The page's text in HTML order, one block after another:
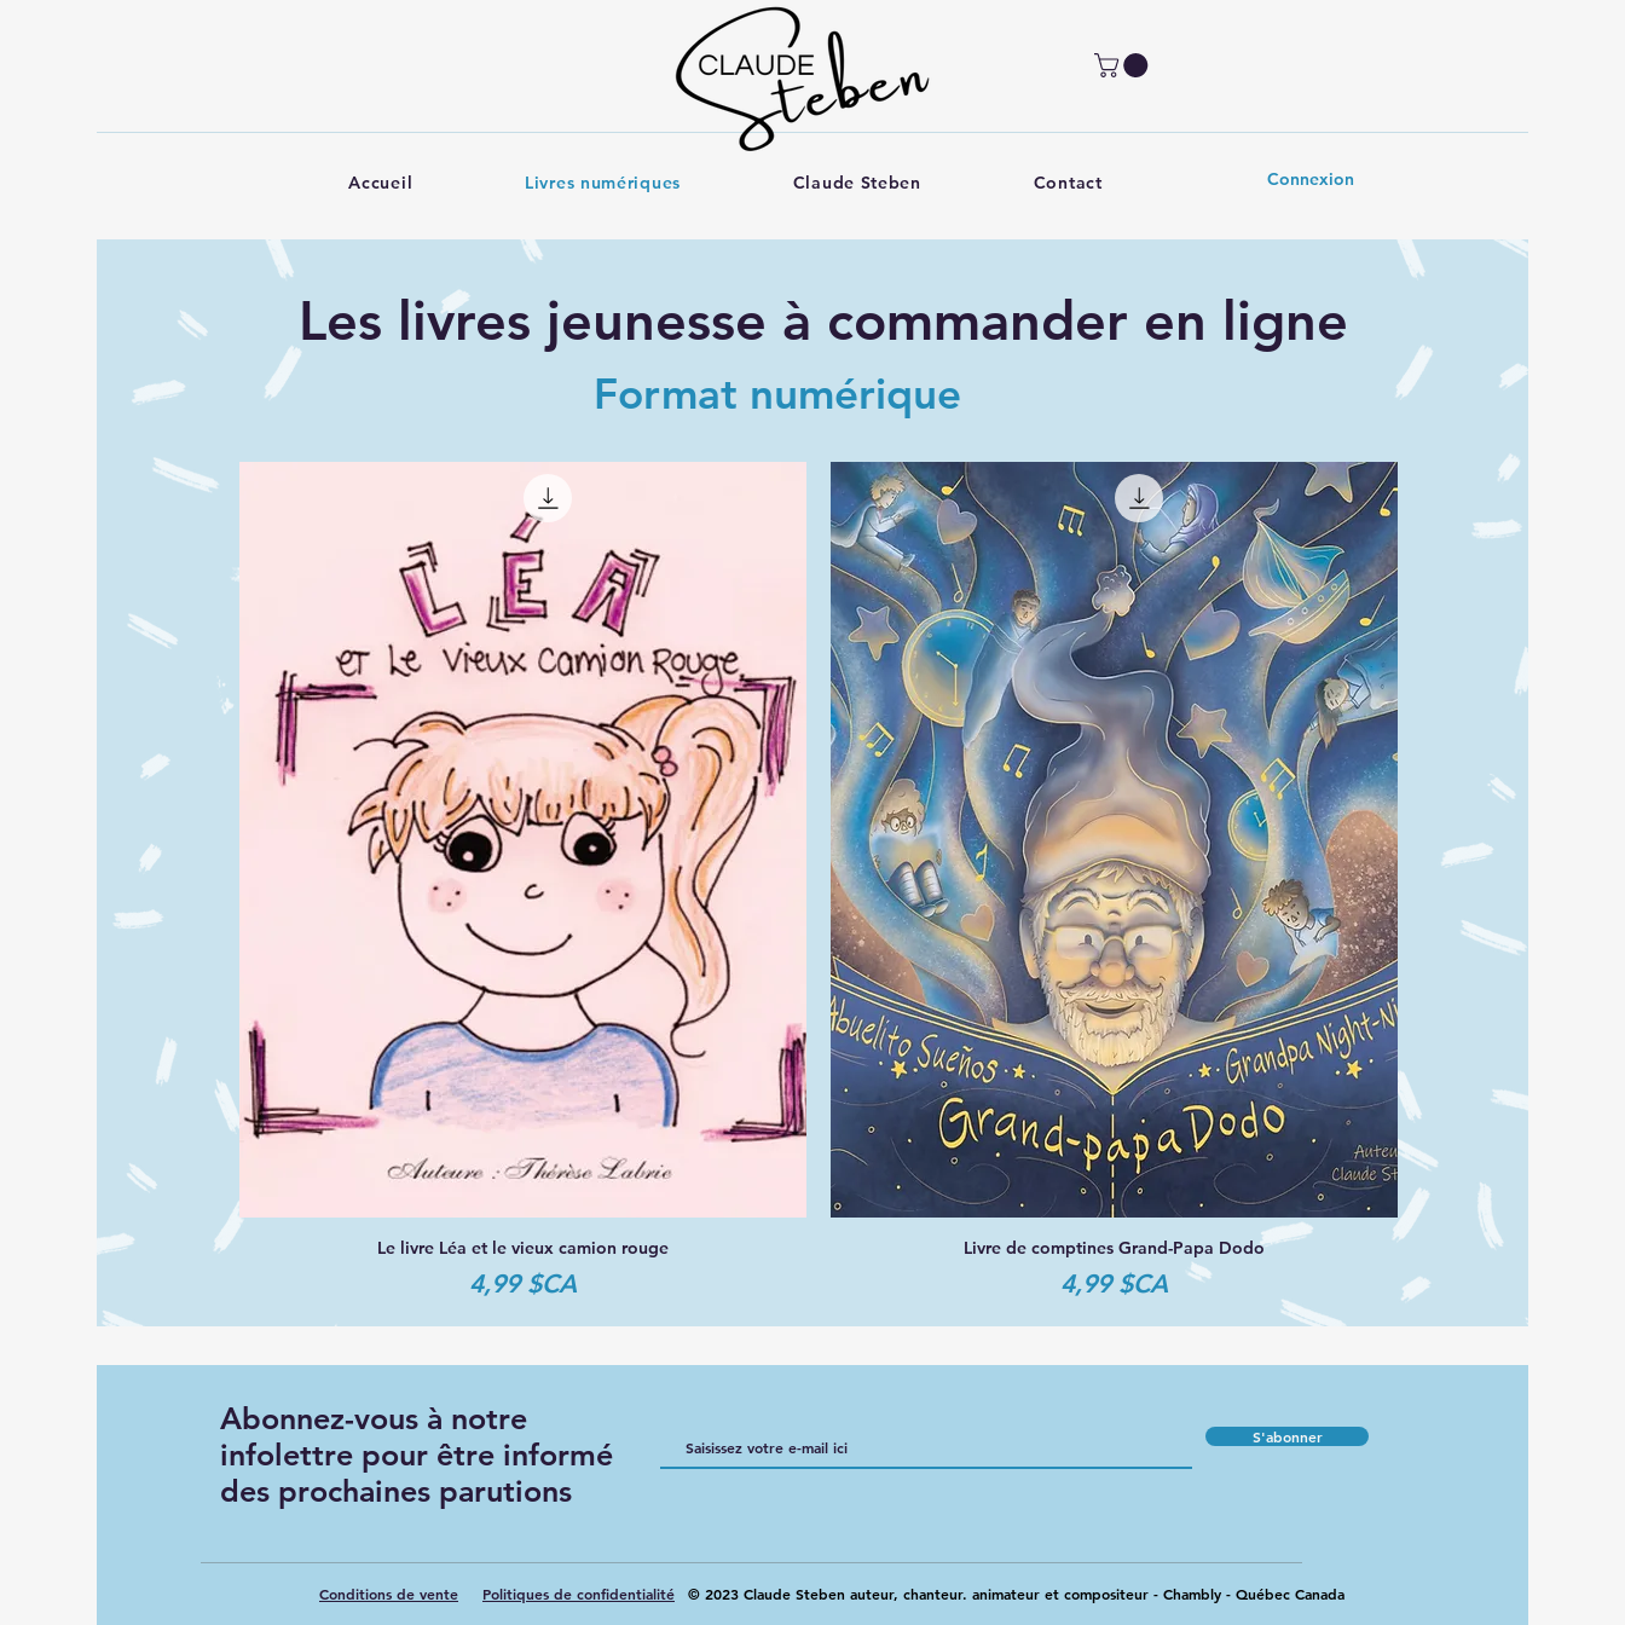
Accueil Livres numériques Claude Steben Contact Connexion
Les livres jeunesse à commander en ligne
Format numérique
Aperçu rapide
Le livre Léa et le vieux camion rouge
Prix
4,99 $CA
Aperçu rapide
Livre de comptines Grand-Papa Dodo
Prix
4,99 $CA
Abonnez-vous à notre
infolettre pour être informé
des prochaines parutions
S'abonner
Conditions de vente Politiques de confidentialité © 2023 Claude Steben auteur, chanteur. animateur et compositeur - Chambly - Québec Canada